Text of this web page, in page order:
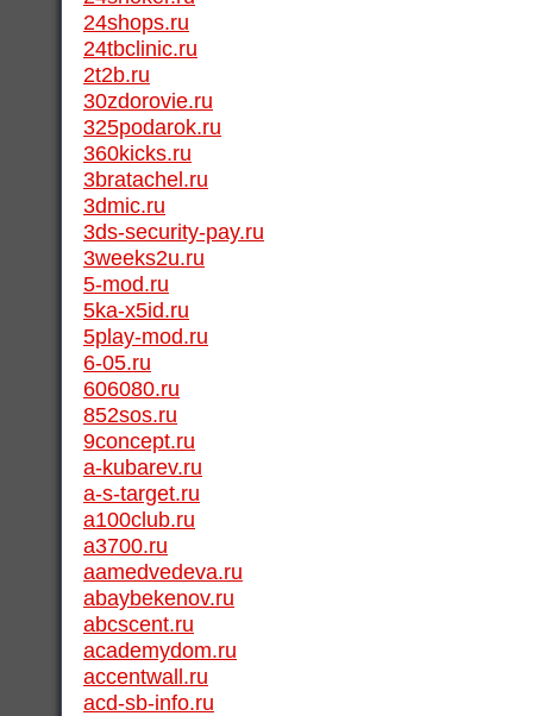
24shops.ru
24tbclinic.ru
2t2b.ru
30zdorovie.ru
325podarok.ru
360kicks.ru
3bratachel.ru
3dmic.ru
3ds-security-pay.ru
3weeks2u.ru
5-mod.ru
5ka-x5id.ru
5play-mod.ru
6-05.ru
606080.ru
852sos.ru
9concept.ru
a-kubarev.ru
a-s-target.ru
a100club.ru
a3700.ru
aamedvedeva.ru
abaybekenov.ru
abcscent.ru
academydom.ru
accentwall.ru
acd-sb-info.ru